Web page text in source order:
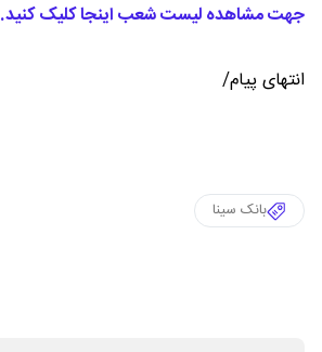
جهت مشاهده لیست شعب اینجا کلیک کنید.
انتهای پیام/
بانک سینا